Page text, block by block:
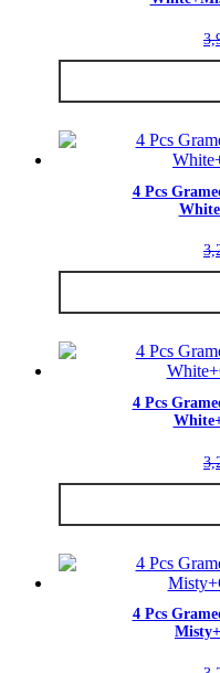
4 Pcs
4 Pcs
4 Pcs